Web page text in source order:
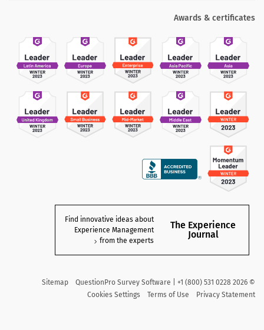
Awards & certificates
The Experience
Journal
Find innovative ideas about
Experience Management
from the experts
©
2026
Sitemap
Privacy Statement
Terms of Use
Cookies Settings